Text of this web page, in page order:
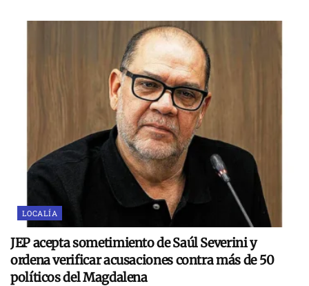
LOCALÍA
JEP acepta sometimiento de Saúl Severini y
ordena verificar acusaciones contra más de 50
políticos del Magdalena